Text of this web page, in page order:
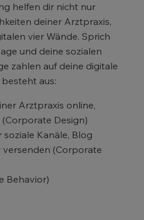
helfen dir nicht nur
deiner Arztpraxis,
vier Wände. Sprich
und deine sozialen
zahlen auf deine digitale
aus:
Arztpraxis online,
Design)
Kanäle, Blog
(Corporate
Behavior)